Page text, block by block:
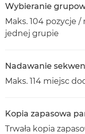
Wybieranie
Maks. 104 pozycje
jednej grupie
Nadawanie
Maks. 114 miejsc
Kopia zapasowa
Trwała kopia